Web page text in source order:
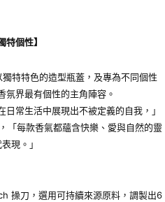
特個性】
特特色的造型瓶蓋，及專為不同個性
氛界最有個性的主角陣容。
日常生活中展現出不被定義的自我，」
每款香氣都蘊含快樂、愛與自然的靈
現。」
操刀，選用可持續來源原料，調製出6